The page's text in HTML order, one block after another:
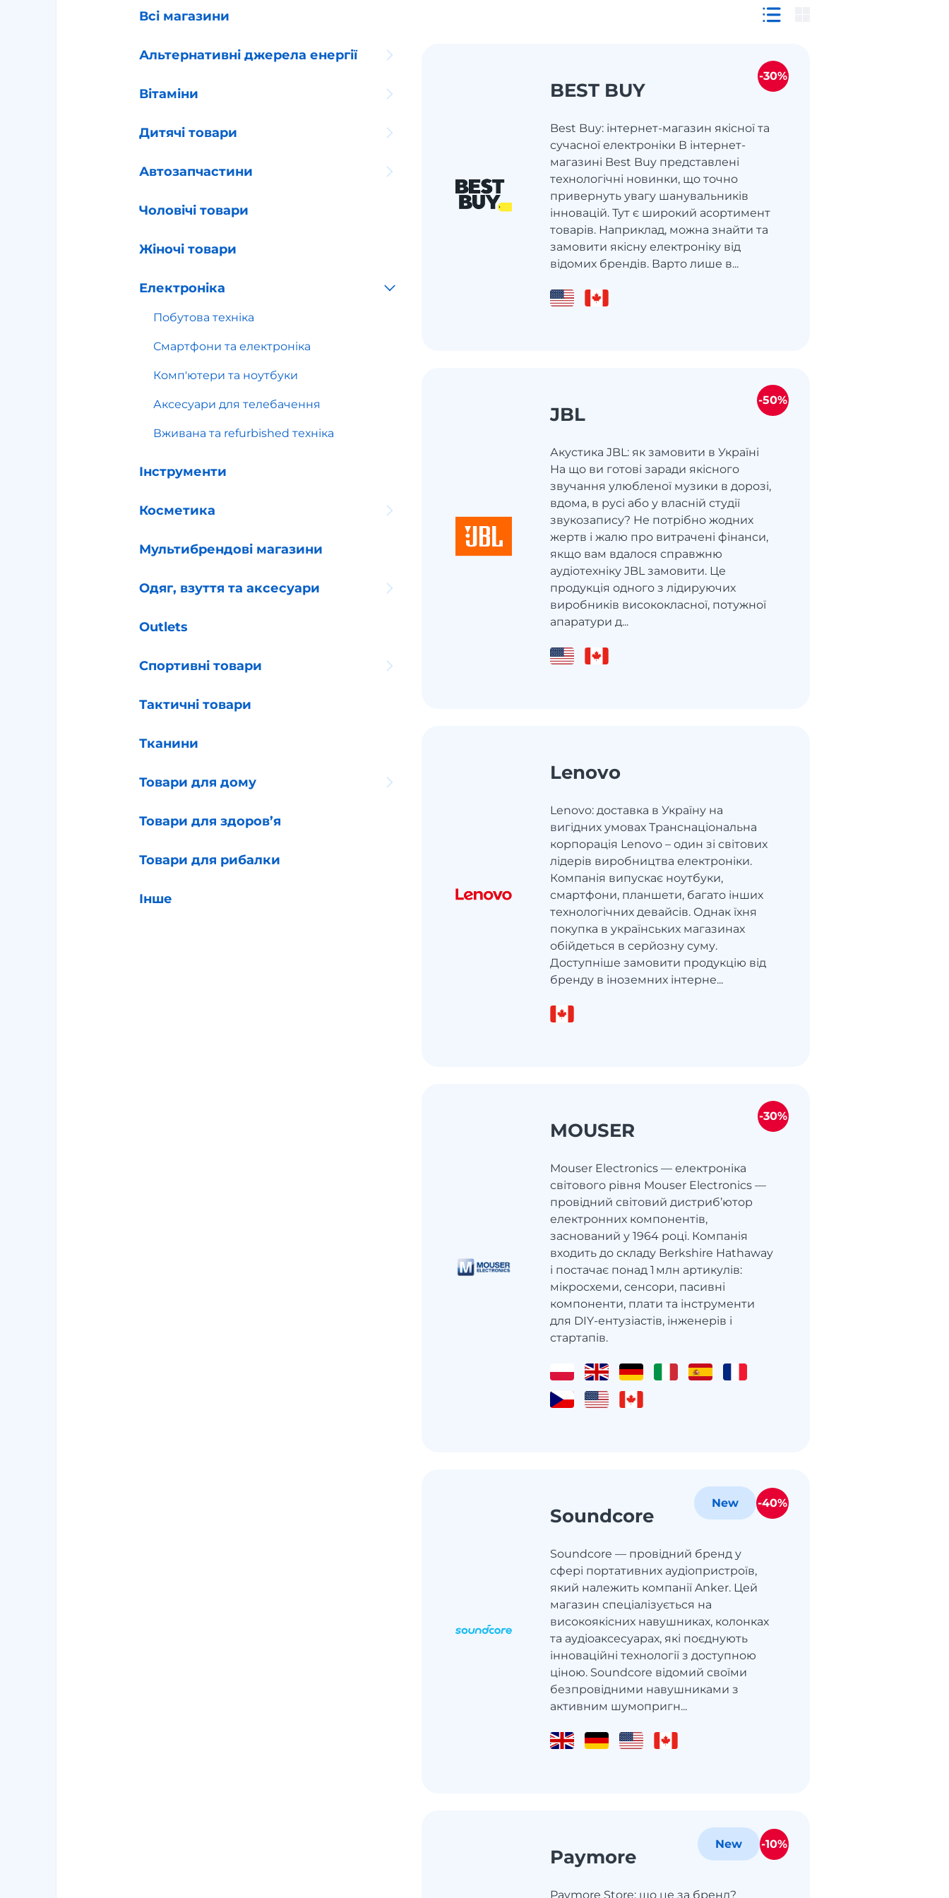
Всі магазини
Альтернативні джерела енергії
Вітаміни
Дитячі товари
Автозапчастини
Чоловічі товари
Жіночі товари
Електроніка
Побутова техніка
Смартфони та електроніка
Комп'ютери та ноутбуки
Аксесуари для телебачення
Вживана та refurbished техніка
Інструменти
Косметика
Мультибрендові магазини
Одяг, взуття та аксесуари
Outlets
Спортивні товари
Тактичні товари
Тканини
Товари для дому
Товари для здоров’я
Товари для рибалки
Інше
BEST BUY
Best Buy: інтернет-магазин якісної та
сучасної електроніки В інтернет-
магазині Best Buy представлені
технологічні новинки, що точно
привернуть увагу шанувальників
інновацій. Тут є широкий асортимент
товарів. Наприклад, можна знайти та
замовити якісну електроніку від
відомих брендів. Варто лише в...
-30%
JBL
Акустика JBL: як замовити в Україні
На що ви готові заради якісного
звучання улюбленої музики в дорозі,
вдома, в русі або у власній студії
звукозапису? Не потрібно жодних
жертв і жалю про витрачені фінанси,
якщо вам вдалося справжню
аудіотехніку JBL замовити. Це
продукція одного з лідируючих
виробників висококласної, потужної
апаратури д...
-50%
Lenovo
Lenovo: доставка в Україну на
вигідних умовах Транснаціональна
корпорація Lenovo – один зі світових
лідерів виробництва електроніки.
Компанія випускає ноутбуки,
смартфони, планшети, багато інших
технологічних девайсів. Однак їхня
покупка в українських магазинах
обійдеться в серйозну суму.
Доступніше замовити продукцію від
бренду в іноземних інтерне...
MOUSER
Mouser Electronics — електроніка
світового рівня Mouser Electronics —
провідний світовий дистриб’ютор
електронних компонентів,
заснований у 1964 році. Компанія
входить до складу Berkshire Hathaway
і постачає понад 1 млн артикулів:
мікросхеми, сенсори, пасивні
компоненти, плати та інструменти
для DIY-ентузіастів, інженерів і
стартапів.
-30%
Soundcore
Soundcore — провідний бренд у
сфері портативних аудіопристроїв,
який належить компанії Anker. Цей
магазин спеціалізується на
високоякісних навушниках, колонках
та аудіоаксесуарах, які поєднують
інноваційні технології з доступною
ціною. Soundcore відомий своїми
безпровідними навушниками з
активним шумопригн...
New -40%
Paymore
Paymore Store: що це за бренд?
New -10%